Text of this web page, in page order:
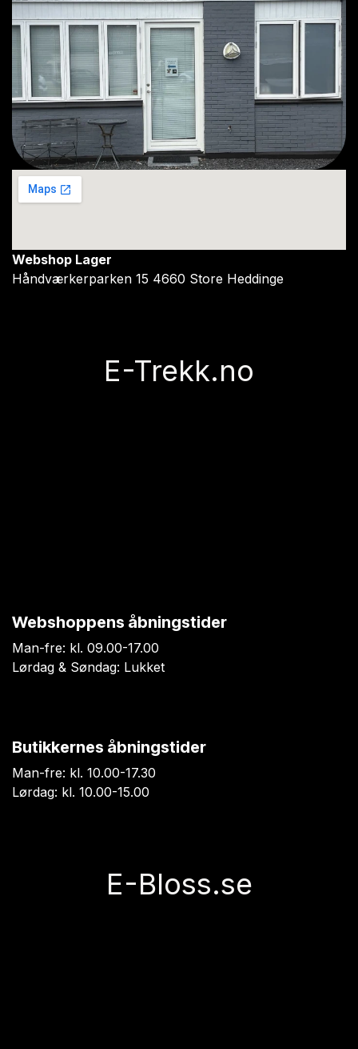
Webshop Lager
Håndværkerparken 15 4660 Store Heddinge
E-Trekk.no
Webshoppens åbningstider
Man-fre: kl. 09.00-17.00
Lørdag & Søndag: Lukket
Butikkernes åbningstider
Man-fre: kl. 10.00-17.30
Lørdag: kl. 10.00-15.00
E-Bloss.se